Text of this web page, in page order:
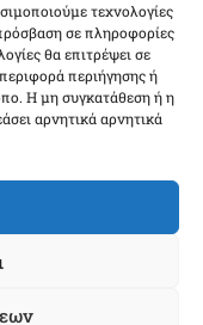
τεχνολογίες
σε πληροφορίες
θα επιτρέψει σε
περιήγησης ή
Η μη συγκατάθεση ή η
αρνητικά αρνητικά
cookies
να